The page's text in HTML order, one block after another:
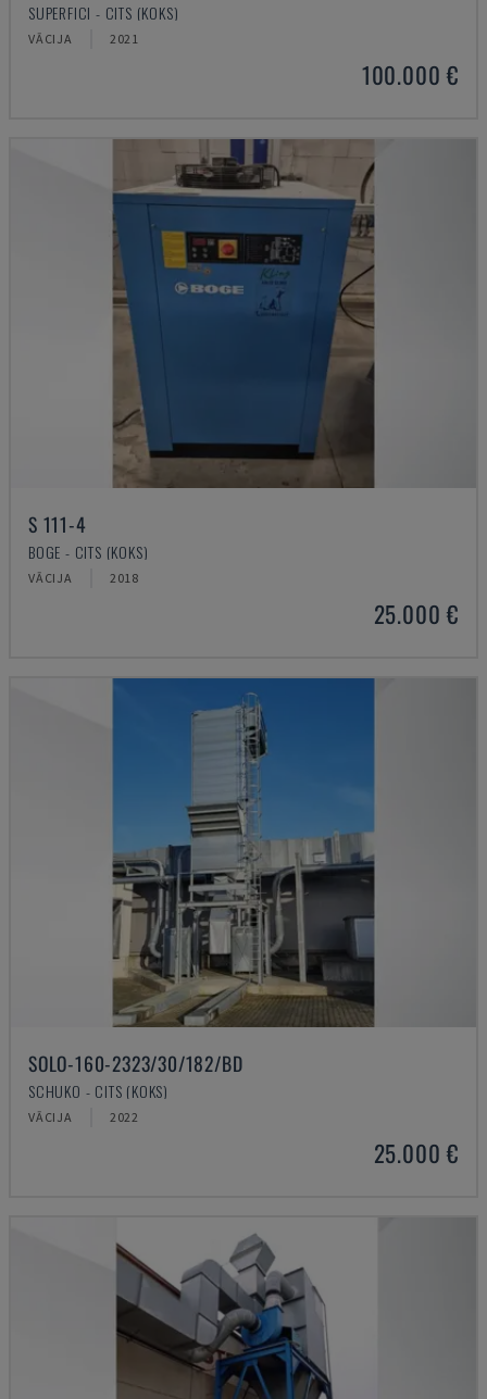
SUPERFICI - CITS (KOKS)
VĀCIJA 2021
100.000 €
S 111-4
BOGE - CITS (KOKS)
VĀCIJA 2018
25.000 €
SOLO-160-2323/30/182/BD
SCHUKO - CITS (KOKS)
VĀCIJA 2022
25.000 €